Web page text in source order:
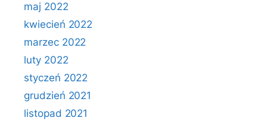
maj 2022
kwiecień 2022
marzec 2022
luty 2022
styczeń 2022
grudzień 2021
listopad 2021